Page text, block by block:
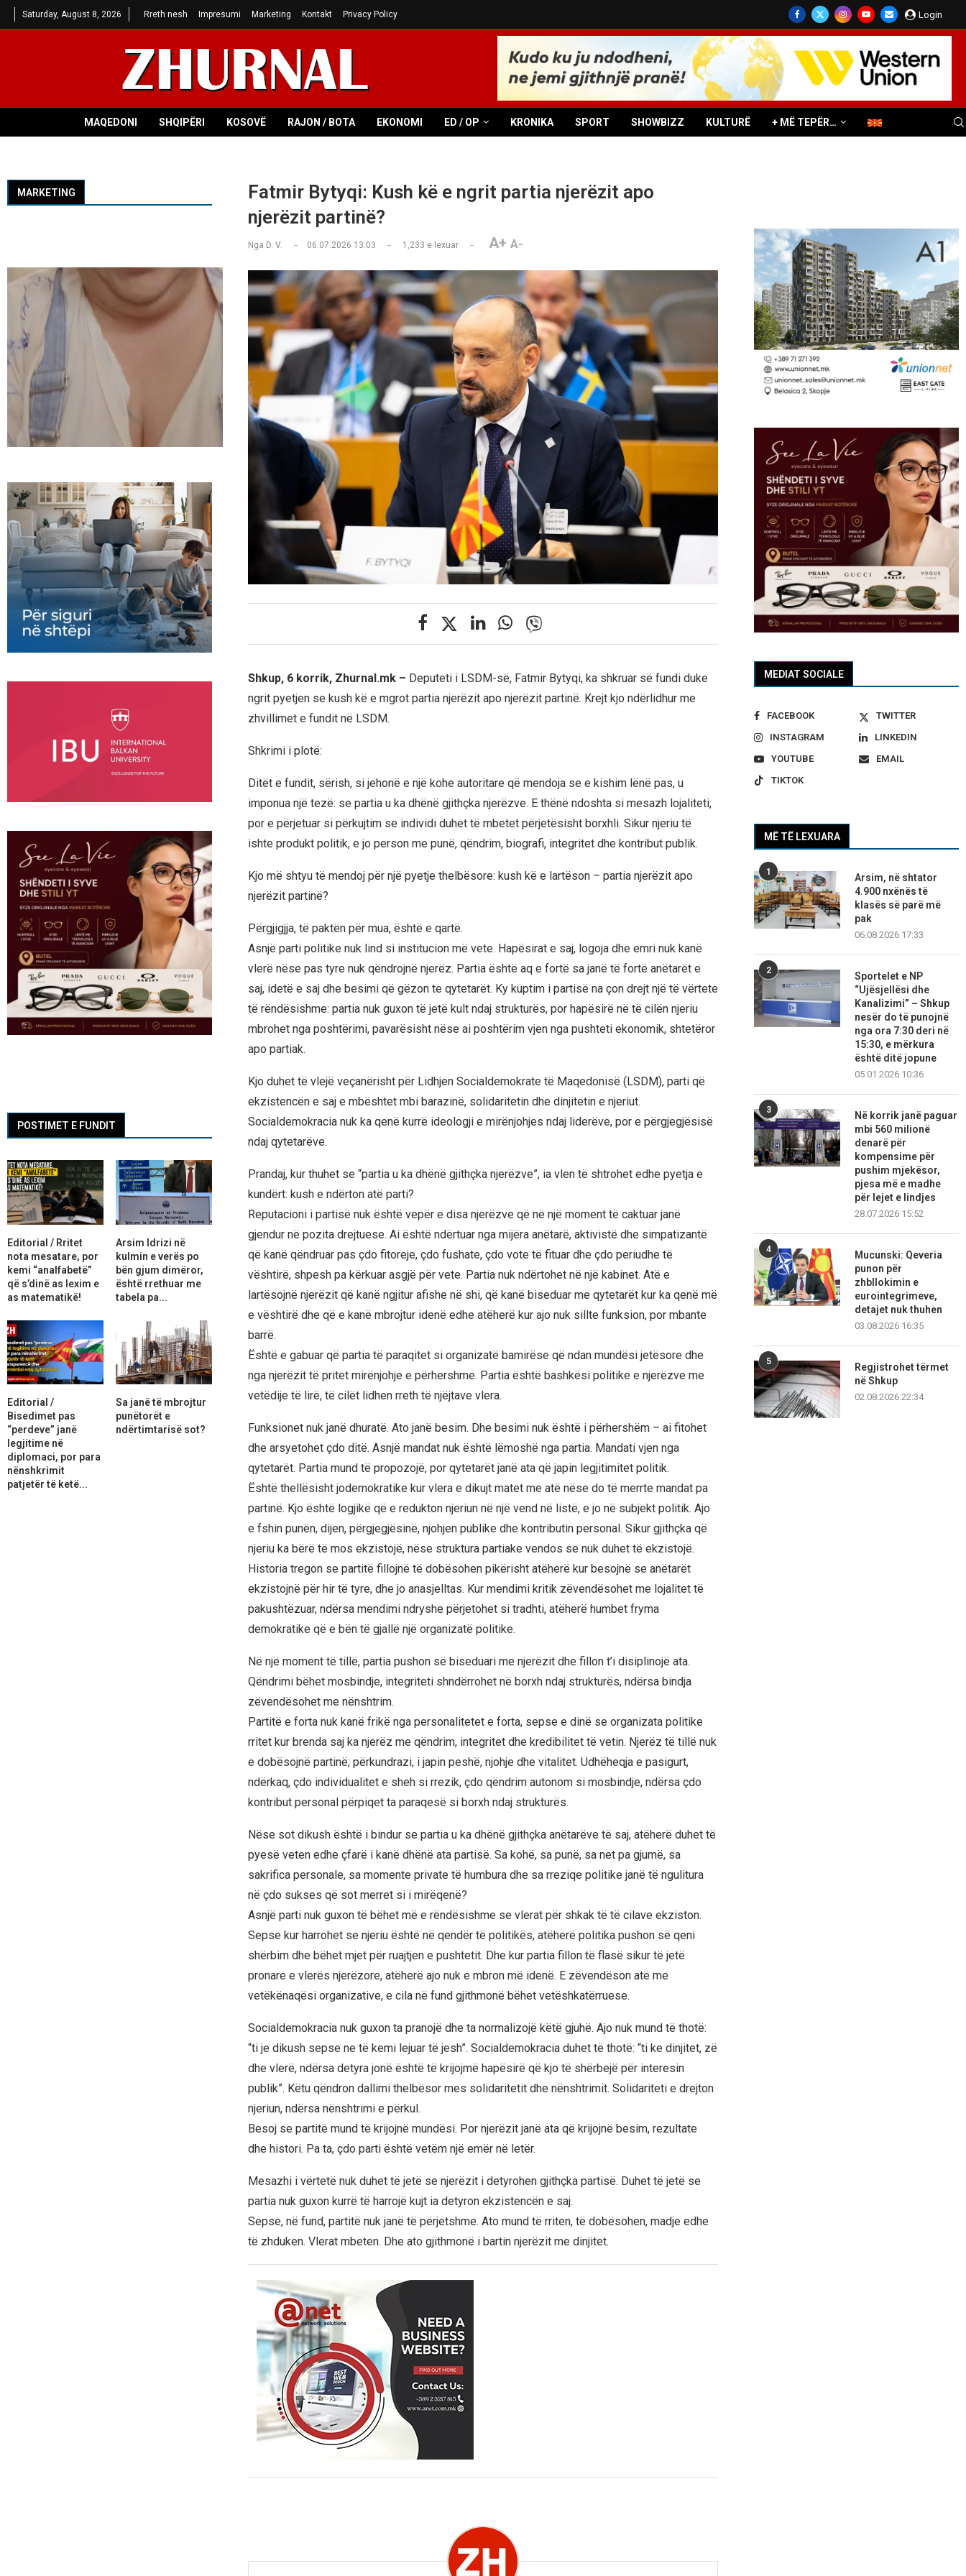
Saturday, August 8, 2026 Rreth nesh Impresumi Marketing Kontakt Privacy Policy Login
MAQEDONI SHQIPËRI KOSOVË RAJON / BOTA EKONOMI ED / OP KRONIKA SPORT SHOWBIZZ KULTURË + MË TEPËR…
Fatmir Bytyqi: Kush kë e ngrit partia njerëzit apo
njerëzit partinë?
Nga D. V. 06.07.2026 13:03 1,233 e lexuar A+ A-
Shkup, 6 korrik, Zhurnal.mk – Deputeti i LSDM-së, Fatmir Bytyqi, ka shkruar së fundi duke
ngrit pyetjen se kush kë e mgrot partia njerëzit apo njerëzit partinë. Krejt kjo ndërlidhur me
zhvillimet e fundit në LSDM.
Shkrimi i plotë:
Ditët e fundit, sërish, si jehonë e një kohe autoritare që mendoja se e kishim lënë pas, u
imponua një tezë: se partia u ka dhënë gjithçka njerëzve. E thënë ndoshta si mesazh lojaliteti,
por e përjetuar si përkujtim se individi duhet të mbetet përjetësisht borxhli. Sikur njeriu të
ishte produkt politik, e jo person me punë, qëndrim, biografi, integritet dhe kontribut publik.
Kjo më shtyu të mendoj për një pyetje thelbësore: kush kë e lartëson – partia njerëzit apo
njerëzit partinë?
Përgjigjja, të paktën për mua, është e qartë.
Asnjë parti politike nuk lind si institucion më vete. Hapësirat e saj, logoja dhe emri nuk kanë
vlerë nëse pas tyre nuk qëndrojnë njerëz. Partia është aq e fortë sa janë të fortë anëtarët e
saj, idetë e saj dhe besimi që gëzon te qytetarët. Ky kuptim i partisë na çon drejt një të vërtete
të rëndësishme: partia nuk guxon të jetë kult ndaj strukturës, por hapësirë në të cilën njeriu
mbrohet nga poshtërimi, pavarësisht nëse ai poshtërim vjen nga pushteti ekonomik, shtetëror
apo partiak.
Kjo duhet të vlejë veçanërisht për Lidhjen Socialdemokrate të Maqedonisë (LSDM), parti që
ekzistencën e saj e mbështet mbi barazinë, solidaritetin dhe dinjitetin e njeriut.
Socialdemokracia nuk ka qenë kurrë ideologji e mirënjohjes ndaj liderëve, por e përgjegjësisë
ndaj qytetarëve.
Prandaj, kur thuhet se “partia u ka dhënë gjithçka njerëzve”, ia vlen të shtrohet edhe pyetja e
kundërt: kush e ndërton atë parti?
Reputacioni i partisë nuk është vepër e disa njerëzve që në një moment të caktuar janë
gjendur në pozita drejtuese. Ai është ndërtuar nga mijëra anëtarë, aktivistë dhe simpatizantë
që kanë qëndruar pas çdo fitoreje, çdo fushate, çdo vote të fituar dhe çdo periudhe të
vështirë, shpesh pa kërkuar asgjë për vete. Partia nuk ndërtohet në një kabinet. Atë e
lartësojnë njerëzit që kanë ngjitur afishe në shi, që kanë biseduar me qytetarët kur ka qenë më
e vështirë dhe që e kanë mbrojtur idenë edhe atëherë kur ajo nuk sillte funksion, por mbante
barrë.
Është e gabuar që partia të paraqitet si organizatë bamirëse që ndan mundësi jetësore dhe
nga njerëzit të pritet mirënjohje e përhershme. Partia është bashkësi politike e njerëzve me
vetëdije të lirë, të cilët lidhen rreth të njëjtave vlera.
Funksionet nuk janë dhuratë. Ato janë besim. Dhe besimi nuk është i përhershëm – ai fitohet
dhe arsyetohet çdo ditë. Asnjë mandat nuk është lëmoshë nga partia. Mandati vjen nga
qytetarët. Partia mund të propozojë, por qytetarët janë ata që japin legjitimitet politik.
Është thellësisht jodemokratike kur vlera e dikujt matet me atë nëse do të merrte mandat pa
partinë. Kjo është logjikë që e redukton njeriun në një vend në listë, e jo në subjekt politik. Ajo
e fshin punën, dijen, përgjegjësinë, njohjen publike dhe kontributin personal. Sikur gjithçka që
njeriu ka bërë të mos ekzistojë, nëse struktura partiake vendos se nuk duhet të ekzistojë.
Historia tregon se partitë fillojnë të dobësohen pikërisht atëherë kur besojnë se anëtarët
ekzistojnë për hir të tyre, dhe jo anasjelltas. Kur mendimi kritik zëvendësohet me lojalitet të
pakushtëzuar, ndërsa mendimi ndryshe përjetohet si tradhti, atëherë humbet fryma
demokratike që e bën të gjallë një organizatë politike.
Në një moment të tillë, partia pushon së biseduari me njerëzit dhe fillon t’i disiplinojë ata.
Qëndrimi bëhet mosbindje, integriteti shndërrohet në borxh ndaj strukturës, ndërsa bindja
zëvendësohet me nënshtrim.
Partitë e forta nuk kanë frikë nga personalitetet e forta, sepse e dinë se organizata politike
rritet kur brenda saj ka njerëz me qëndrim, integritet dhe kredibilitet të vetin. Njerëz të tillë nuk
e dobësojnë partinë; përkundrazi, i japin peshë, njohje dhe vitalitet. Udhëheqja e pasigurt,
ndërkaq, çdo individualitet e sheh si rrezik, çdo qëndrim autonom si mosbindje, ndërsa çdo
kontribut personal përpiqet ta paraqesë si borxh ndaj strukturës.
Nëse sot dikush është i bindur se partia u ka dhënë gjithçka anëtarëve të saj, atëherë duhet të
pyesë veten edhe çfarë i kanë dhënë ata partisë. Sa kohë, sa punë, sa net pa gjumë, sa
sakrifica personale, sa momente private të humbura dhe sa rreziqe politike janë të ngulitura
në çdo sukses që sot merret si i mirëqenë?
Asnjë parti nuk guxon të bëhet më e rëndësishme se vlerat për shkak të të cilave ekziston.
Sepse kur harrohet se njeriu është në qendër të politikës, atëherë politika pushon së qeni
shërbim dhe bëhet mjet për ruajtjen e pushtetit. Dhe kur partia fillon të flasë sikur të jetë
pronare e vlerës njerëzore, atëherë ajo nuk e mbron më idenë. E zëvendëson atë me
vetëkënaqësi organizative, e cila në fund gjithmonë bëhet vetëshkatërruese.
Socialdemokracia nuk guxon ta pranojë dhe ta normalizojë këtë gjuhë. Ajo nuk mund të thotë:
“ti je dikush sepse ne të kemi lejuar të jesh”. Socialdemokracia duhet të thotë: “ti ke dinjitet, zë
dhe vlerë, ndërsa detyra jonë është të krijojmë hapësirë që kjo të shërbejë për interesin
publik”. Këtu qëndron dallimi thelbësor mes solidaritetit dhe nënshtrimit. Solidariteti e drejton
njeriun, ndërsa nënshtrimi e përkul.
Besoj se partitë mund të krijojnë mundësi. Por njerëzit janë ata që krijojnë besim, rezultate
dhe histori. Pa ta, çdo parti është vetëm një emër në letër.
Mesazhi i vërtetë nuk duhet të jetë se njerëzit i detyrohen gjithçka partisë. Duhet të jetë se
partia nuk guxon kurrë të harrojë kujt ia detyron ekzistencën e saj.
Sepse, në fund, partitë nuk janë të përjetshme. Ato mund të rriten, të dobësohen, madje edhe
të zhduken. Vlerat mbeten. Dhe ato gjithmonë i bartin njerëzit me dinjitet.
MEDIAT SOCIALE
FACEBOOK
TWITTER
INSTAGRAM
LINKEDIN
YOUTUBE
EMAIL
TIKTOK
MË TË LEXUARA
1
Arsim, në shtator
4.900 nxënës të
klasës së parë më
pak
06.08.2026 17:33
2
Sportelet e NP
“Ujësjellësi dhe
Kanalizimi” – Shkup
nesër do të punojnë
nga ora 7:30 deri në
15:30, e mërkura
është ditë jopune
05.01.2026 10:36
3
Në korrik janë paguar
mbi 560 milionë
denarë për
kompensime për
pushim mjekësor,
pjesa më e madhe
për lejet e lindjes
28.07.2026 15:52
4
Mucunski: Qeveria
punon për
zhbllokimin e
eurointegrimeve,
detajet nuk thuhen
03.08.2026 16:35
5
Regjistrohet tërmet
në Shkup
02.08.2026 22:34
MARKETING
POSTIMET E FUNDIT
Editorial / Rritet
nota mesatare, por
kemi “analfabetë”
që s’dinë as lexim e
as matematikë!
Arsim Idrizi në
kulmin e verës po
bën gjum dimëror,
është rrethuar me
tabela pa...
Editorial /
Bisedimet pas
“perdeve” janë
legjitime në
diplomaci, por para
nënshkrimit
patjetër të ketë...
Sa janë të mbrojtur
punëtorët e
ndërtimtarisë sot?